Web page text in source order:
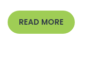
READ MORE READ
MORE